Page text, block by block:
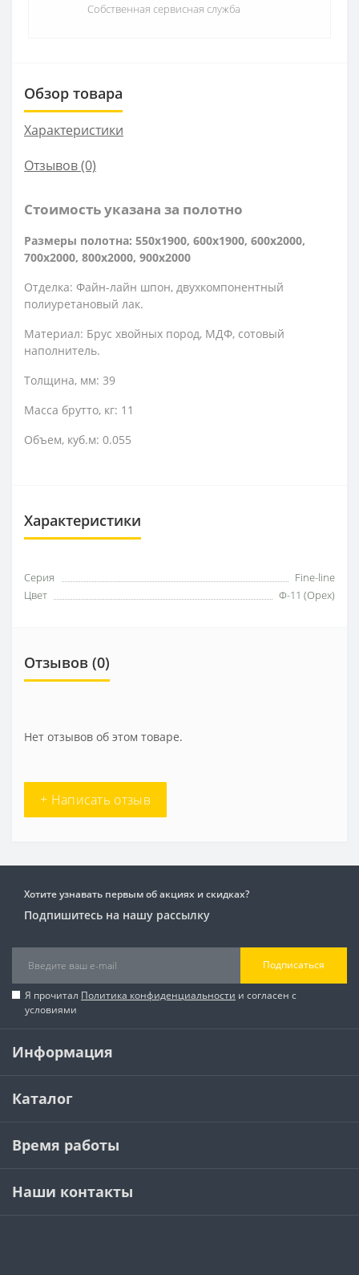
Собственная сервисная служба
Обзор товара
Характеристики
Отзывов (0)
Стоимость указана за полотно
Размеры полотна: 550x1900, 600x1900, 600x2000,
700x2000, 800x2000, 900x2000
Отделка: Файн-лайн шпон, двухкомпонентный
полиуретановый лак.
Материал: Брус хвойных пород, МДФ, сотовый
наполнитель.
Толщина, мм: 39
Масса брутто, кг: 11
Объем, куб.м: 0.055
Характеристики
Серия
Fine-line
Цвет
Ф-11 (Орех)
Отзывов (0)
Нет отзывов об этом товаре.
+ Написать отзыв
Хотите узнавать первым об акциях и скидках?
Подпишитесь на нашу рассылку
Подписаться
Я прочитал Политика конфиденциальности и согласен с
условиями
Информация
Каталог
Время работы
Наши контакты